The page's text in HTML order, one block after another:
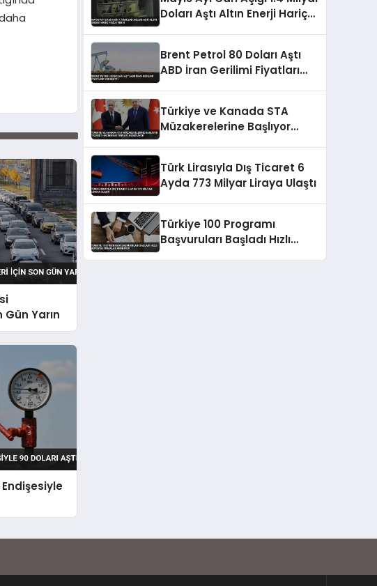
Yarın
Doları Aştı Altın Enerji Hariç
Brent Petrol 80 Doları Aştı
ABD İran Gerilimi Fiyatları
Türkiye ve Kanada STA
Müzakerelerine Başlıyor
Türk Lirasıyla Dış Ticaret 6
Ayda 773 Milyar Liraya Ulaştı
Türkiye 100 Programı
Başvuruları Başladı Hızlı